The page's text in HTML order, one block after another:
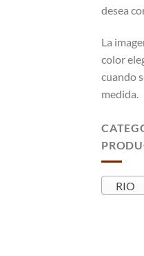
desea
La
color
cuando
medida.
RIO